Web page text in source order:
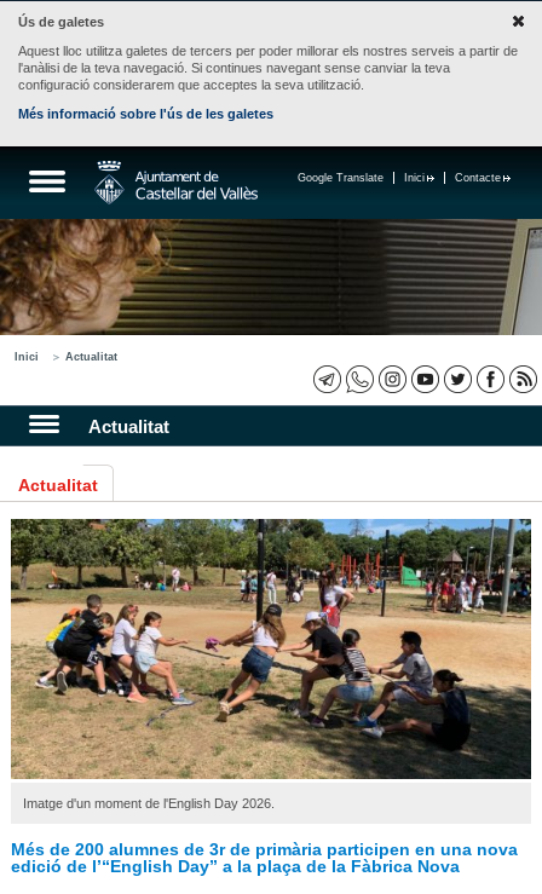
Ús de galetes
Aquest lloc utilitza galetes de tercers per poder millorar els nostres serveis a partir de
l'anàlisi de la teva navegació. Si continues navegant sense canviar la teva
configuració considerarem que acceptes la seva utilització.
Més informació sobre l'ús de les galetes
Contacte
Inici
Google Translate
Inici Actualitat
Actualitat
Actualitat
Imatge d'un moment de l'English Day 2026.
Més de 200 alumnes de 3r de primària participen en una nova
edició de l’“English Day” a la plaça de la Fàbrica Nova